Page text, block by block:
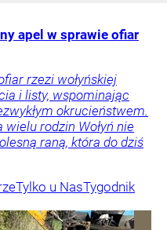
apel w sprawie ofiar
rzezi wołyńskiej
i listy, wspominając
okrucieństwem.
rodzin Wołyń nie
raną, która do dziś
Tylko u NasTygodnik